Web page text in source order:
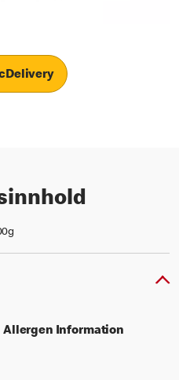
Allergen Information